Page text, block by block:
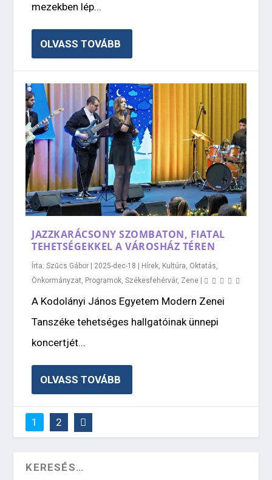
mezekben lép...
OLVASS TOVÁBB
JAZZKARÁCSONY SZOMBATON, FIATAL
TEHETSÉGEKKEL A VÁROSHÁZ TÉREN
Írta:Szűcs Gábor 2025-dec-18 Hírek, Kultúra, Oktatás,
Önkormányzat, Programok,Székesfehérvár, Zene
A Kodolányi János Egyetem Modern Zenei
Tanszéke tehetséges hallgatóinak ünnepi
koncertjét...
OLVASS TOVÁBB
1 2